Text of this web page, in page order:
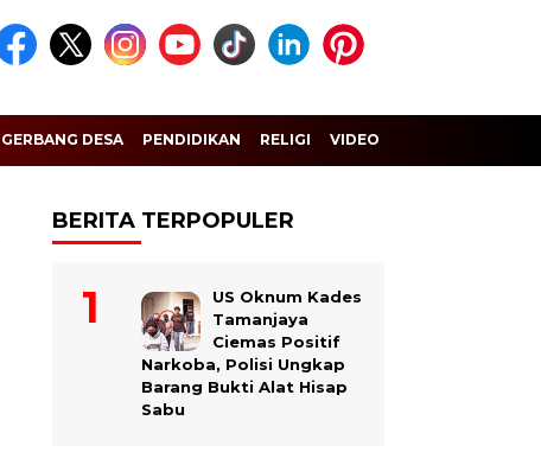
GERBANG DESA PENDIDIKAN RELIGI VIDEO
BERITA TERPOPULER
US Oknum Kades
Tamanjaya
Ciemas Positif
Narkoba, Polisi Ungkap
Barang Bukti Alat Hisap
Sabu